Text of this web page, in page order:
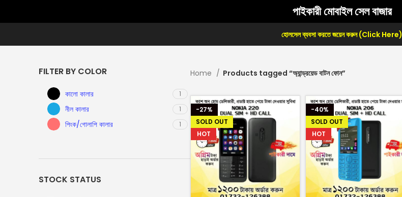
পাইকারী মোবাইল সেল বাজার
হোলসেল ব্যবসা করতে জয়েন করুন (Click Here)
FILTER BY COLOR
কালো কালার 1
নীল কালার 1
পিংক/গোলাপি কালার 1
STOCK STATUS
Home Products tagged “অ্যান্ড্রয়েড বাটন ফোন”
-27%
SOLD OUT
HOT
-40%
SOLD OUT
HOT